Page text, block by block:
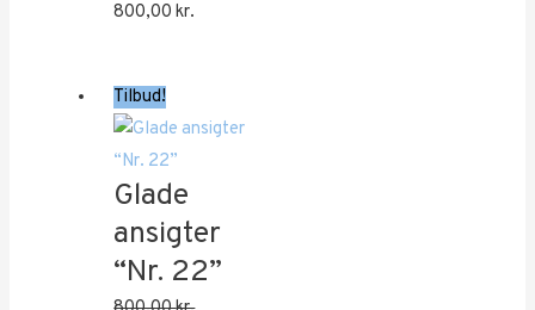
800,00kr.
Tilbud!
Glade
ansigter
“Nr. 22”